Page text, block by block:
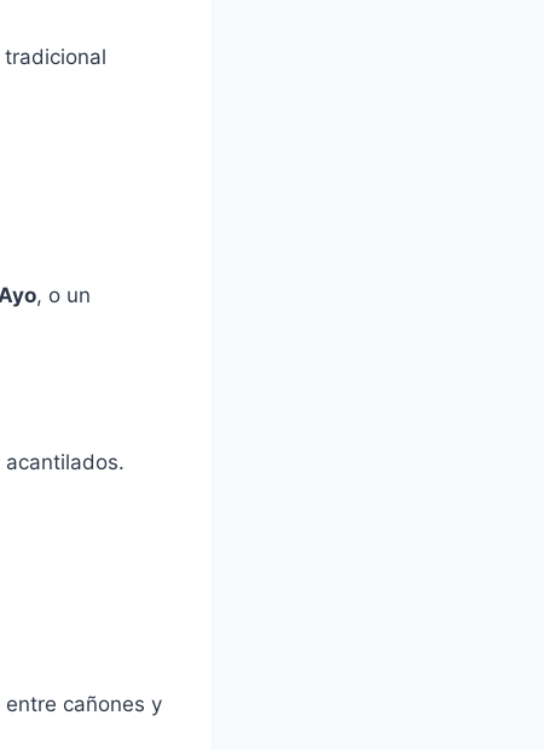
, o un
acantilados.
cañones y